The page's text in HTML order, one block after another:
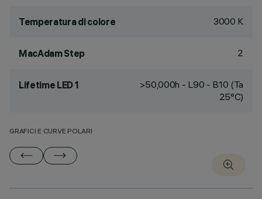
Temperatura di colore 3000 K
MacAdam Step 2
Lifetime LED 1
>50,000h - L90 - B10 (Ta
25°C)
GRAFICI E CURVE POLARI